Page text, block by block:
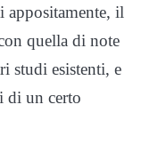
appositamente, il
quella di note
studi esistenti, e
di un certo